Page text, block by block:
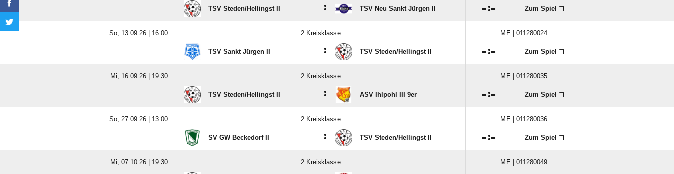
TSV Steden/​Hellingst II : TSV Neu Sankt Jürgen II : Zum Spiel
So, 13.09.26 | 16:00 2.Kreisklasse ME | 011280024
TSV Sankt Jürgen II : TSV Steden/​Hellingst II : Zum Spiel
Mi, 16.09.26 | 19:30 2.Kreisklasse ME | 011280035
TSV Steden/​Hellingst II : ASV Ihlpohl III 9er : Zum Spiel
So, 27.09.26 | 13:00 2.Kreisklasse ME | 011280036
SV GW Beckedorf II : TSV Steden/​Hellingst II : Zum Spiel
Mi, 07.10.26 | 19:30 2.Kreisklasse ME | 011280049